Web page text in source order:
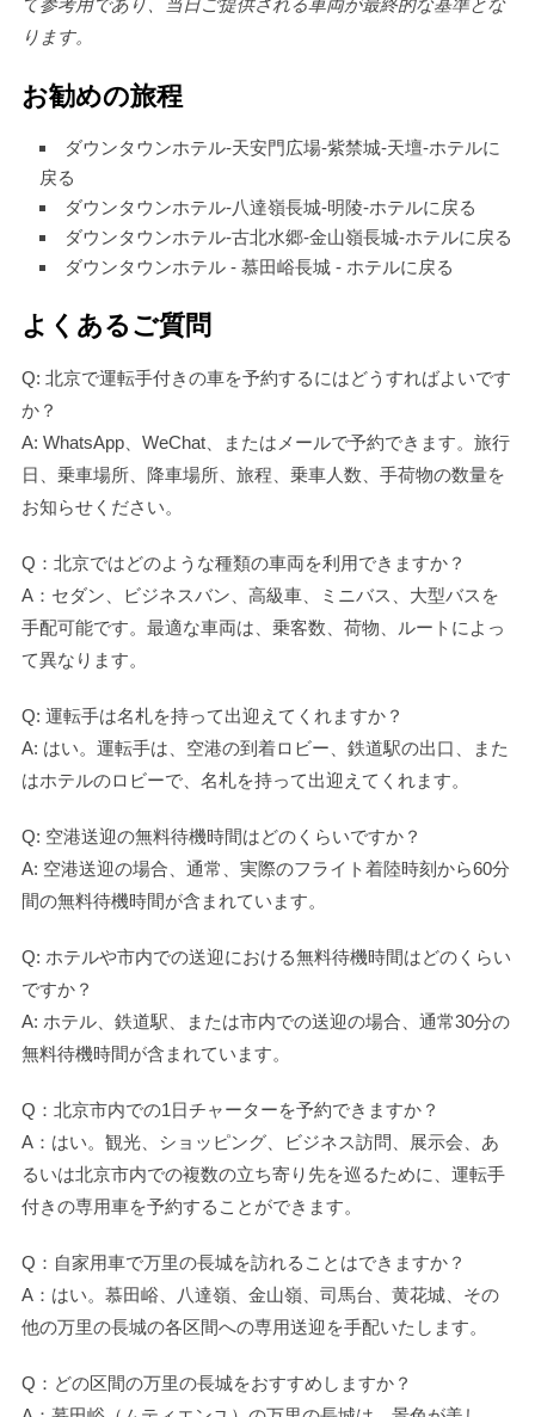
て参考用であり、当日ご提供される車両が最終的な基準とな
ります。
お勧めの旅程
ダウンタウンホテル-天安門広場-紫禁城-天壇-ホテルに
戻る
ダウンタウンホテル-八達嶺長城-明陵-ホテルに戻る
ダウンタウンホテル-古北水郷-金山嶺長城-ホテルに戻る
ダウンタウンホテル - 慕田峪長城 - ホテルに戻る
よくあるご質問
Q: 北京で運転手付きの車を予約するにはどうすればよいです
か？
A: WhatsApp、WeChat、またはメールで予約できます。旅行
日、乗車場所、降車場所、旅程、乗車人数、手荷物の数量を
お知らせください。
Q：北京ではどのような種類の車両を利用できますか？
A：セダン、ビジネスバン、高級車、ミニバス、大型バスを
手配可能です。最適な車両は、乗客数、荷物、ルートによっ
て異なります。
Q: 運転手は名札を持って出迎えてくれますか？
A: はい。運転手は、空港の到着ロビー、鉄道駅の出口、また
はホテルのロビーで、名札を持って出迎えてくれます。
Q: 空港送迎の無料待機時間はどのくらいですか？
A: 空港送迎の場合、通常、実際のフライト着陸時刻から60分
間の無料待機時間が含まれています。
Q: ホテルや市内での送迎における無料待機時間はどのくらい
ですか？
A: ホテル、鉄道駅、または市内での送迎の場合、通常30分の
無料待機時間が含まれています。
Q：北京市内での1日チャーターを予約できますか？
A：はい。観光、ショッピング、ビジネス訪問、展示会、あ
るいは北京市内での複数の立ち寄り先を巡るために、運転手
付きの専用車を予約することができます。
Q：自家用車で万里の長城を訪れることはできますか？
A：はい。慕田峪、八達嶺、金山嶺、司馬台、黄花城、その
他の万里の長城の各区間への専用送迎を手配いたします。
Q：どの区間の万里の長城をおすすめしますか？